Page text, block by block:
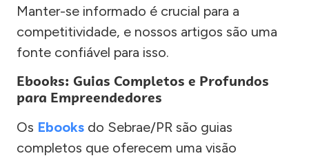
Manter-se informado é crucial para a
competitividade, e nossos artigos são uma
fonte confiável para isso.
Ebooks: Guias Completos e Profundos
para Empreendedores
Os Ebooks do Sebrae/PR são guias
completos que oferecem uma visão